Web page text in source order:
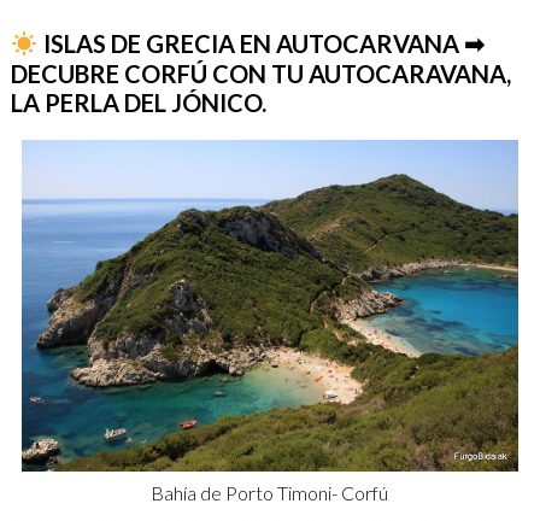
ISLAS DE GRECIA EN AUTOCARVANA ➡
DECUBRE CORFÚ CON TU AUTOCARAVANA,
LA PERLA DEL JÓNICO.
Bahía de Porto Timoni- Corfú